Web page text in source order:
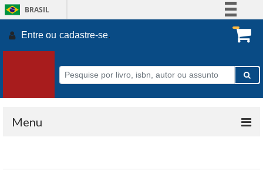
BRASIL
Participe
Acesso à informação
Legislação
Entre ou cadastre-se.
Menu